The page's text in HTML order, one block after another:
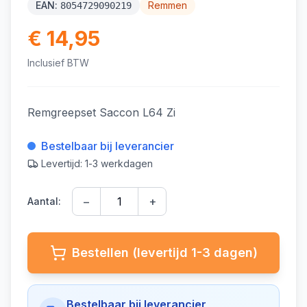
EAN: 8054729090219 Remmen
€ 14,95
Inclusief BTW
Remgreepset Saccon L64 Zi
Bestelbaar bij leverancier
Levertijd: 1-3 werkdagen
Aantal: − +
Bestellen (levertijd 1-3 dagen)
Bestelbaar bij leverancier